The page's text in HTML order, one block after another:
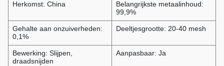
Herkomst: China
Belangrijkste metaalinhoud:
99,9%
Gehalte aan onzuiverheden:
0,1%
Deeltjesgrootte: 20-40 mesh
Bewerking: Slijpen,
draadsnijden
Aanpasbaar: Ja